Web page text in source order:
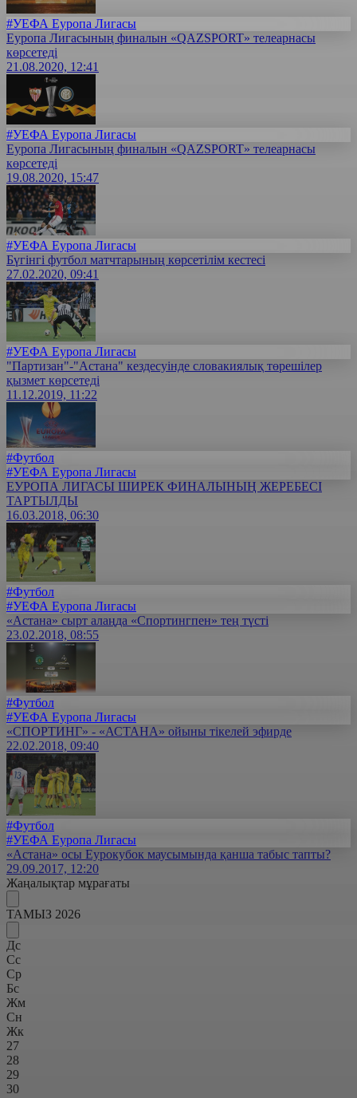
#УЕФА Еуропа Лигасы
Еуропа Лигасының финалын «QAZSPORT» телеарнасы
көрсетеді
21.08.2020, 12:41
#УЕФА Еуропа Лигасы
Еуропа Лигасының финалын «QAZSPORT» телеарнасы
көрсетеді
19.08.2020, 15:47
#УЕФА Еуропа Лигасы
Бүгінгі футбол матчтарының көрсетілім кестесі
27.02.2020, 09:41
#УЕФА Еуропа Лигасы
"Партизан"-"Астана" кездесуінде словакиялық төрешілер
қызмет көрсетеді
11.12.2019, 11:22
#Футбол
#УЕФА Еуропа Лигасы
ЕУРОПА ЛИГАСЫ ШИРЕК ФИНАЛЫНЫҢ ЖЕРЕБЕСІ
ТАРТЫЛДЫ
16.03.2018, 06:30
#Футбол
#УЕФА Еуропа Лигасы
«Астана» сырт алаңда «Спортингпен» тең түсті
23.02.2018, 08:55
#Футбол
#УЕФА Еуропа Лигасы
«СПОРТИНГ» - «АСТАНА» ойыны тікелей эфирде
22.02.2018, 09:40
#Футбол
#УЕФА Еуропа Лигасы
«Астана» осы Еурокубок маусымында қанша табыс тапты?
29.09.2017, 12:20
Жаңалықтар мұрағаты
ТАМЫЗ 2026
Дс
Сс
Ср
Бс
Жм
Сн
Жк
27
28
29
30